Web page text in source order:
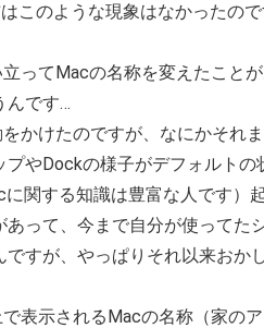
このような現象はなかったの
ってMacの名称を変えたこと
んです…
かけたのですが、なにかそれ
やDockの様子がデフォルト
関する知識は豊富な人です）
って、今まで自分が使ってた
すが、やっぱりそれ以来おか
表示されるMacの名称（家の